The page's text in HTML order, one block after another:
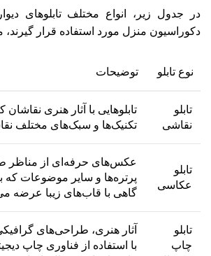
در جدول زیر، انواع مختلف تابلوهای
دکوراسیون منزل مورد استفاده قرار
نوع تابلو توضیحات
تابلو
نقاشی
تابلوهایی با آثار هنری نقاشان
تکنیک‌ها و سبک‌های مختلف
تابلو
عکاسی
عکس‌های حرفه‌ای از مناظر
پرتره‌ها و سایر موضوعات
گاهی با قاب‌های زیبا عرضه
تابلو
چاپ
آثار هنری، طراحی‌های
با استفاده از فناوری چاپ